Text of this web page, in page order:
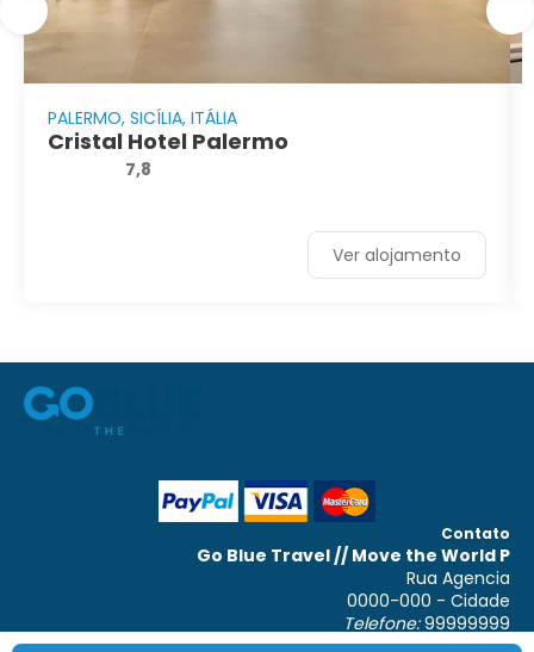
PALERMO, SICÍLIA, ITÁLIA
Cristal Hotel Palermo
7,8
Ver alojamento
Contato
Go Blue Travel // Move the World P
Rua Agencia
0000-000 - Cidade
Telefone:99999999
WhatsApp:00000000